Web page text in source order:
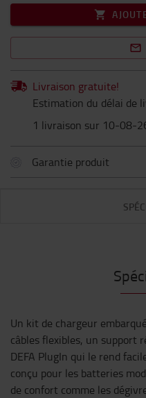
Livraison gratuite!
Estimation du délai de
1 livraison sur 10-08-
Garantie produit
Un kit de chargeur
câbles flexibles, un support
DEFA PlugIn qui le rend
conçu pour les batteries
de confort comme les